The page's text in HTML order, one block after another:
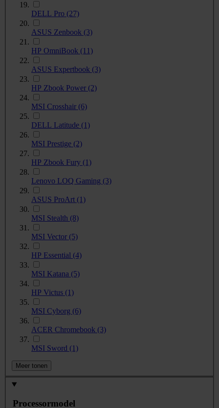
DELL Pro (27)
ASUS Zenbook (3)
HP OmniBook (11)
ASUS Expertbook (3)
HP Zbook Power (2)
MSI Crosshair (6)
DELL Latitude (1)
MSI Prestige (2)
HP Zbook Fury (1)
Lenovo LOQ Gaming (3)
ASUS ProArt (1)
MSI Stealth (8)
MSI Vector (5)
HP Essential (4)
MSI Katana (5)
HP Victus (1)
MSI Cyborg (6)
ACER Chromebook (3)
MSI Sword (1)
Meer tonen
Processormodel